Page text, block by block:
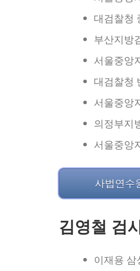
대검찰청
부산지방
서울중앙
대검찰청
서울중앙
의정부지
서울중앙
사법연수
김영철 검
이재용